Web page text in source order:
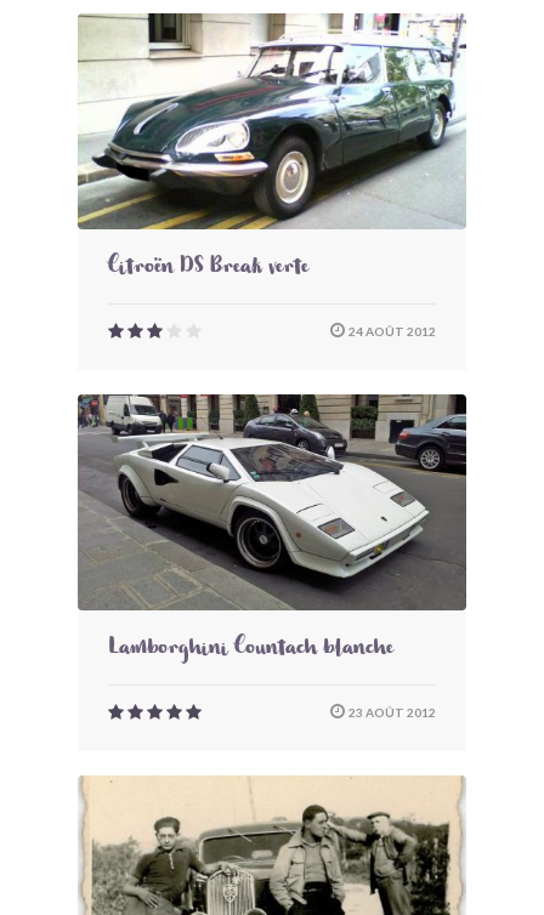
Citroën DS Break verte
24 AOÛT 2012
Lamborghini Countach blanche
23 AOÛT 2012